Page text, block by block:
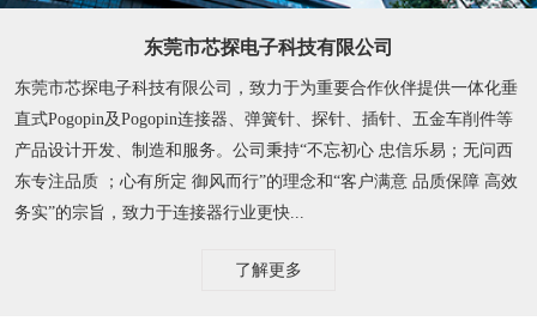
东莞市芯探电子科技有限公司
东莞市芯探电子科技有限公司，致力于为重要合作伙伴提供一体化垂
直式Pogopin及Pogopin连接器、弹簧针、探针、插针、五金车削件等
产品设计开发、制造和服务。公司秉持“不忘初心 忠信乐易；无问西
东专注品质 ；心有所定 御风而行”的理念和“客户满意 品质保障 高效
务实”的宗旨，致力于连接器行业更快...
了解更多